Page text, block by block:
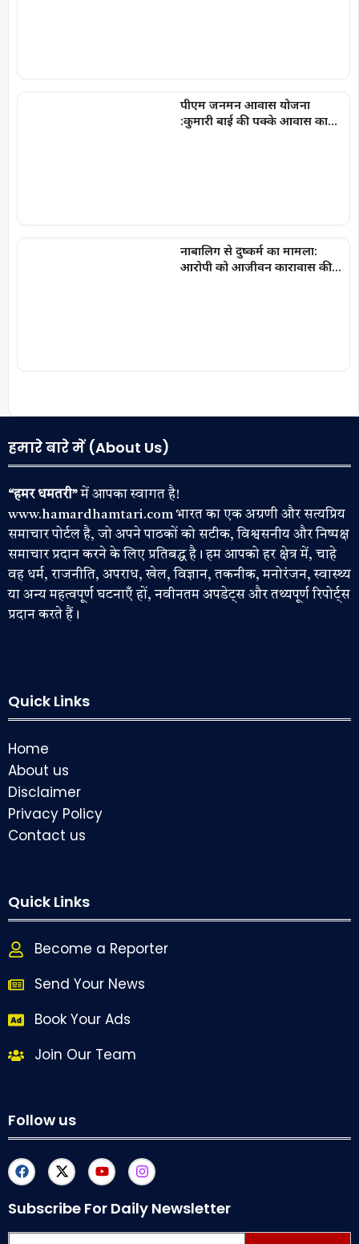
पीएम जनमन आवास योजना
:कुमारी बाई की पक्के आवास का
नाबालिग से दुष्कर्म का मामला:
आरोपी को आजीवन कारावास की
हमारे बारे में (About Us)
“हमर धमतरी”में आपका स्वागत है!
www.hamardhamtari.com भारत का एक अग्रणी और सत्यप्रिय
समाचार पोर्टल है, जो अपने पाठकों को सटीक, विश्वसनीय और निष्पक्ष
समाचार प्रदान करने के लिए प्रतिबद्ध है। हम आपको हर क्षेत्र में, चाहे
वह धर्म, राजनीति, अपराध, खेल, विज्ञान, तकनीक, मनोरंजन, स्वास्थ्य
या अन्य महत्वपूर्ण घटनाएँ हों, नवीनतम अपडेट्स और तथ्यपूर्ण रिपोर्ट्स
प्रदान करते हैं।
Quick Links
Home
About us
Disclaimer
Privacy Policy
Contact us
Quick Links
Become a Reporter
Send Your News
Book Your Ads
Join Our Team
Follow us
Subscribe For Daily Newsletter